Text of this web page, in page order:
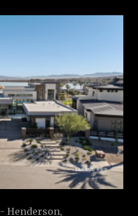
- Henderson,